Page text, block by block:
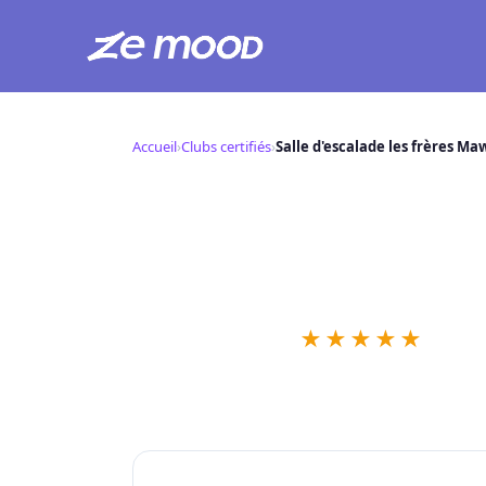
Accueil›Clubs certifiés›Salle d'escalade les frères
★ ★ ★ ★ ★